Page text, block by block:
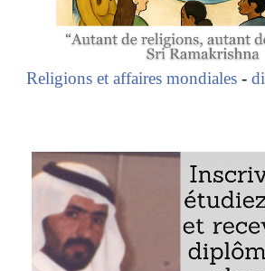
Religions et affaires mondiales -
koweïtienne musulmane Maha
« Global Investment